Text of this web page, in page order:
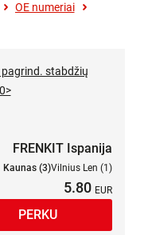
OE numeriai
stabdžių
FRENKIT Ispanija
Kaunas (3)Vilnius Len (1)
5.80